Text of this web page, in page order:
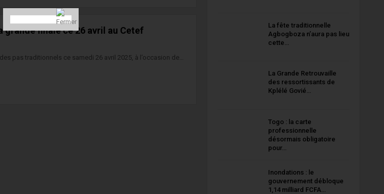
grande finale ce 26 avril au Cetef
pas traditionnels ce samedi 26 avril 2025, à l’occasion de…
La fête traditionnelle
Agbogboza n’aura pas lieu
cette…
La Grande Retrouvaille
des ressortissants de
Kplélé Govié…
Togo : la carte
professionnelle
désormais obligatoire
pour…
Inondations : le
gouvernement débloque
1,14 milliard FCFA…